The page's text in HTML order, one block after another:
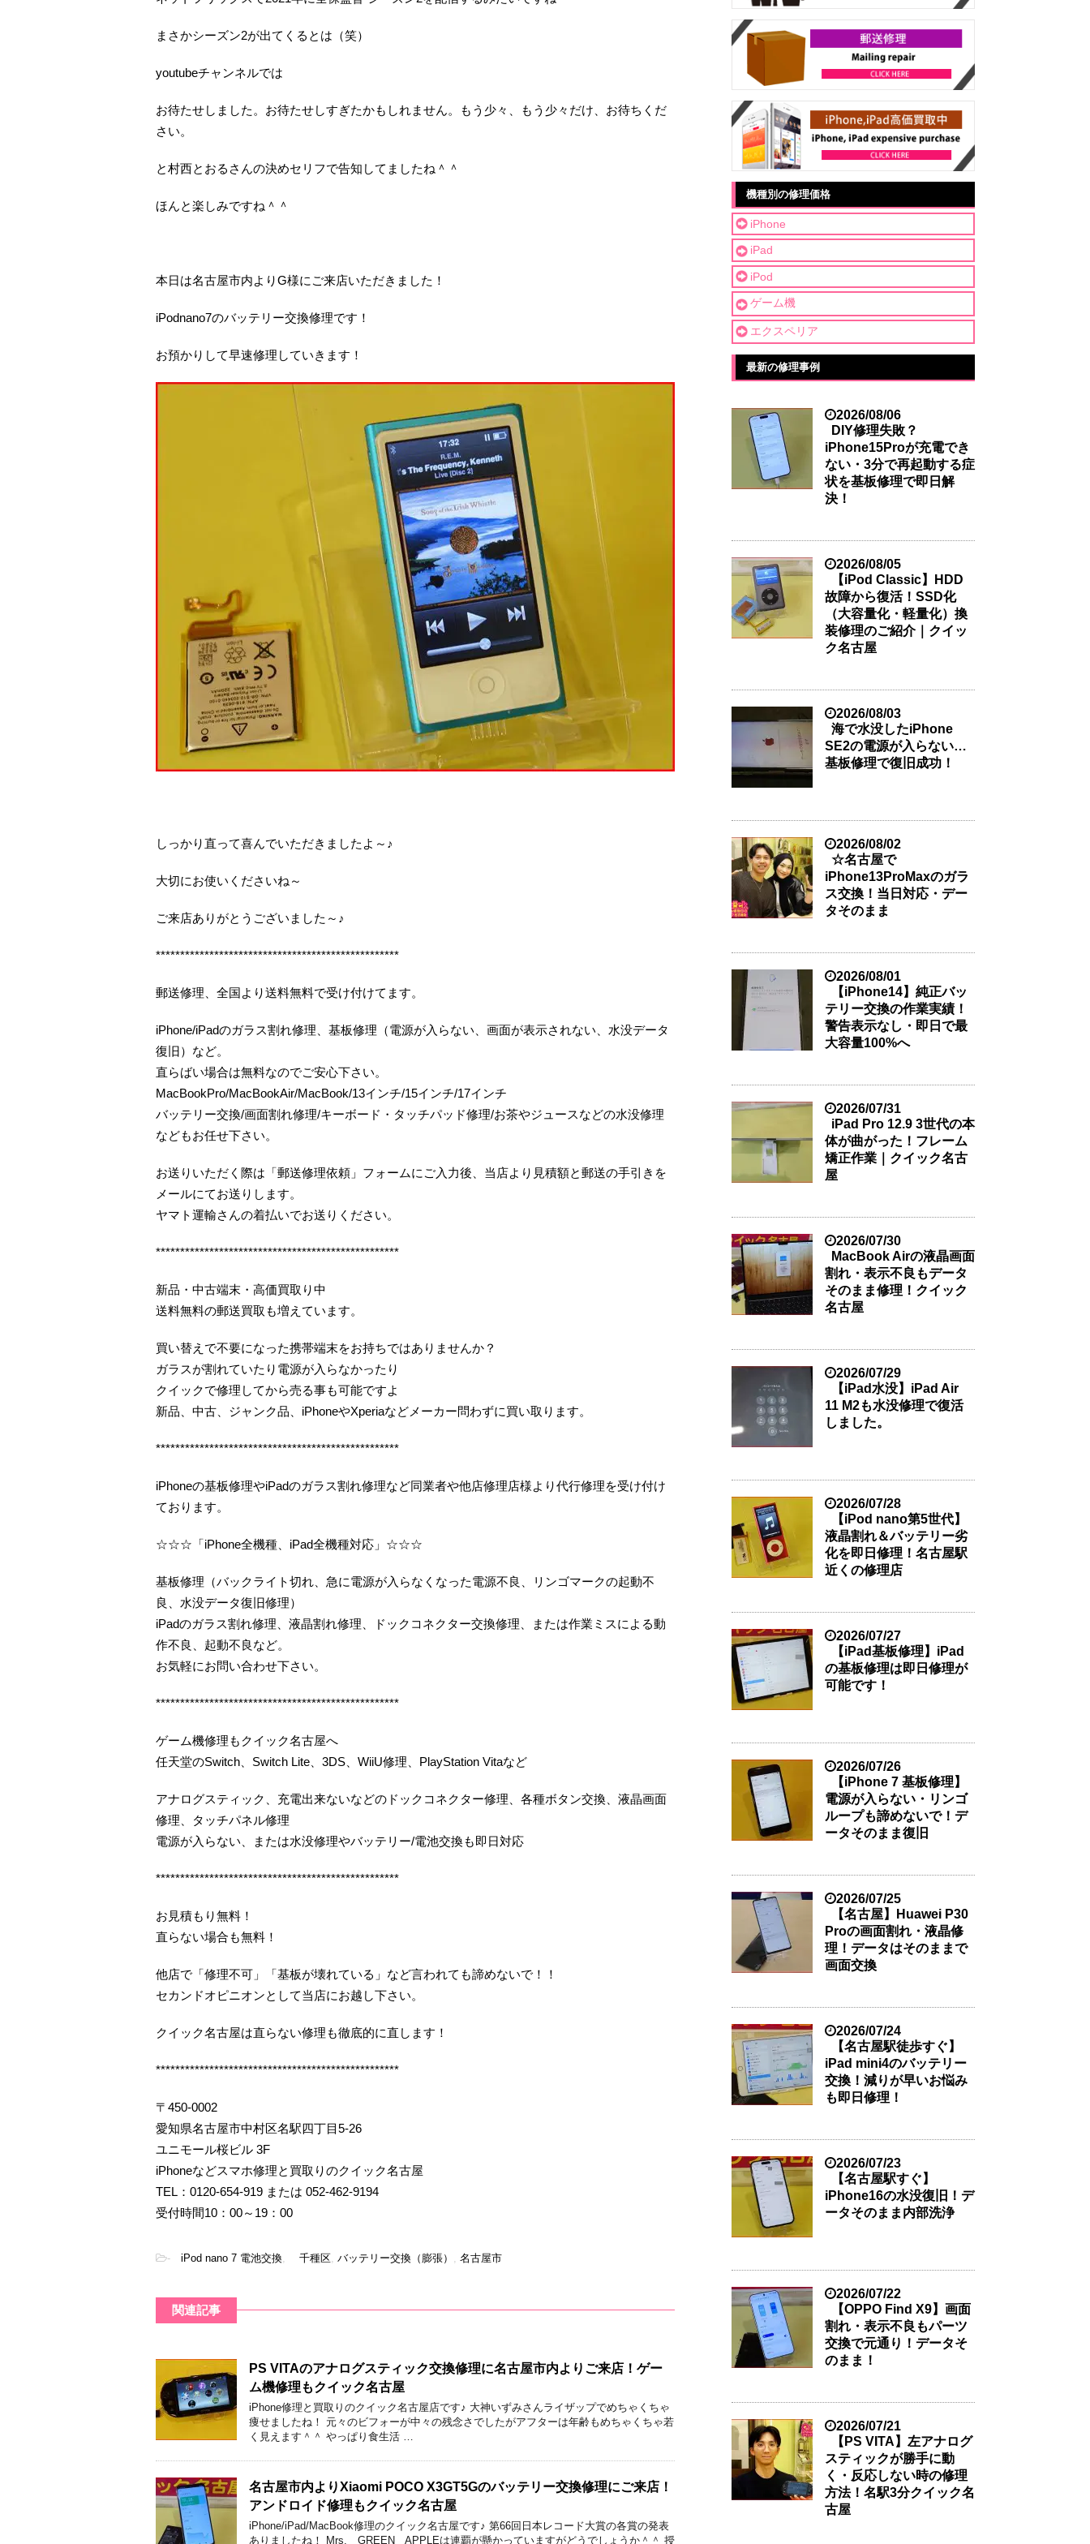
まさかシーズン2が出てくるとは（笑）
youtubeチャンネルでは
お待たせしました。お待たせしすぎたかもしれません。もう少々、もう少々だけ、お待ちくだ
さい。
と村西とおるさんの決めセリフで告知してましたね＾＾
ほんと楽しみですね＾＾
本日は名古屋市内よりG様にご来店いただきました！
iPodnano7のバッテリー交換修理です！
お預かりして早速修理していきます！
しっかり直って喜んでいただきましたよ～♪
大切にお使いくださいね～
ご来店ありがとうございました～♪
**************************************************
郵送修理、全国より送料無料で受け付けてます。
iPhone/iPadのガラス割れ修理、基板修理（電源が入らない、画面が表示されない、水没データ
復旧）など。
直らばい場合は無料なのでご安心下さい。
MacBookPro/MacBookAir/MacBook/13インチ/15インチ/17インチ
バッテリー交換/画面割れ修理/キーボード・タッチパッド修理/お茶やジュースなどの水没修理
などもお任せ下さい。
お送りいただく際は「郵送修理依頼」フォームにご入力後、当店より見積額と郵送の手引きを
メールにてお送りします。
ヤマト運輸さんの着払いでお送りください。
**************************************************
新品・中古端末・高価買取り中
送料無料の郵送買取も増えています。
買い替えで不要になった携帯端末をお持ちではありませんか？
ガラスが割れていたり電源が入らなかったり
クイックで修理してから売る事も可能ですよ
新品、中古、ジャンク品、iPhoneやXperiaなどメーカー問わずに買い取ります。
**************************************************
iPhoneの基板修理やiPadのガラス割れ修理など同業者や他店修理店様より代行修理を受け付け
ております。
☆☆☆「iPhone全機種、iPad全機種対応」☆☆☆
基板修理（バックライト切れ、急に電源が入らなくなった電源不良、リンゴマークの起動不
良、水没データ復旧修理）
iPadのガラス割れ修理、液晶割れ修理、ドックコネクター交換修理、または作業ミスによる動
作不良、起動不良など。
お気軽にお問い合わせ下さい。
**************************************************
ゲーム機修理もクイック名古屋へ
任天堂のSwitch、Switch Lite、3DS、WiiU修理、PlayStation Vitaなど
アナログスティック、充電出来ないなどのドックコネクター修理、各種ボタン交換、液晶画面
修理、タッチパネル修理
電源が入らない、または水没修理やバッテリー/電池交換も即日対応
**************************************************
お見積もり無料！
直らない場合も無料！
他店で「修理不可」「基板が壊れている」など言われても諦めないで！！
セカンドオピニオンとして当店にお越し下さい。
クイック名古屋は直らない修理も徹底的に直します！
**************************************************
〒450-0002
愛知県名古屋市中村区名駅四丁目5-26
ユニモール桜ビル 3F
iPhoneなどスマホ修理と買取りのクイック名古屋
TEL：0120-654-919 または 052-462-9194
受付時間10：00～19：00
- iPod nano 7 電池交換, 千種区, バッテリー交換（膨張） , 名古屋市
関連記事
PS VITAのアナログスティック交換修理に名古屋市内よりご来店！ゲー
ム機修理もクイック名古屋
iPhone修理と買取りのクイック名古屋店です♪ 大神いずみさんライザップでめちゃくちゃ
痩せましたね！ 元々のビフォーが中々の残念さでしたがアフターは年齢もめちゃくちゃ若
く見えます＾＾ やっぱり食生活 …
名古屋市内よりXiaomi POCO X3GT5Gのバッテリー交換修理にご来店！
アンドロイド修理もクイック名古屋
iPhone/iPad/MacBook修理のクイック名古屋です♪ 第66回日本レコード大賞の各賞の発表
ありましたね！ Mrs. GREEN APPLEは連覇が懸かっていますがどうでしょうか＾＾ 授
機種別の修理価格
iPhone
iPad
iPod
ゲーム機
エクスペリア
最新の修理事例
2026/08/06
DIY修理失敗？
iPhone15Proが充電でき
ない・3分で再起動する症
状を基板修理で即日解
決！
2026/08/05
【iPod Classic】HDD
故障から復活！SSD化
（大容量化・軽量化）換
装修理のご紹介｜クイッ
ク名古屋
2026/08/03
海で水没したiPhone
SE2の電源が入らない…
基板修理で復旧成功！
2026/08/02
☆名古屋で
iPhone13ProMaxのガラ
ス交換！当日対応・デー
タそのまま
2026/08/01
【iPhone14】純正バッ
テリー交換の作業実績！
警告表示なし・即日で最
大容量100%へ
2026/07/31
iPad Pro 12.9 3世代の本
体が曲がった！フレーム
矯正作業｜クイック名古
屋
2026/07/30
MacBook Airの液晶画面
割れ・表示不良もデータ
そのまま修理！クイック
名古屋
2026/07/29
【iPad水没】iPad Air
11 M2も水没修理で復活
しました。
2026/07/28
【iPod nano第5世代】
液晶割れ＆バッテリー劣
化を即日修理！名古屋駅
近くの修理店
2026/07/27
【iPad基板修理】iPad
の基板修理は即日修理が
可能です！
2026/07/26
【iPhone 7 基板修理】
電源が入らない・リンゴ
ループも諦めないで！デ
ータそのまま復旧
2026/07/25
【名古屋】Huawei P30
Proの画面割れ・液晶修
理！データはそのままで
画面交換
2026/07/24
【名古屋駅徒歩すぐ】
iPad mini4のバッテリー
交換！減りが早いお悩み
も即日修理！
2026/07/23
【名古屋駅すぐ】
iPhone16の水没復旧！デ
ータそのまま内部洗浄
2026/07/22
【OPPO Find X9】画面
割れ・表示不良もパーツ
交換で元通り！データそ
のまま！
2026/07/21
【PS VITA】左アナログ
スティックが勝手に動
く・反応しない時の修理
方法！名駅3分クイック名
古屋